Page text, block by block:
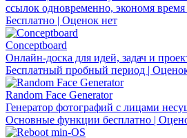
ссылок одновременно, экономя
Бесплатно | Оценок нет
Conceptboard
Онлайн-доска для идей, задач и
Бесплатный пробный период |
Random Face Generator
Генератор фотографий с лицами
Основные функции бесплатно |